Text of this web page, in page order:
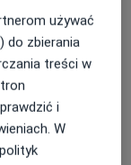
по
получила
и
używać
do zbierania
treści w
i
W